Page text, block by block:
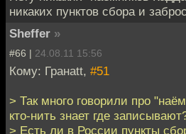
никаких пунктов сбора и
Sheffer »
#66 | 24.08.11 15:56
Кому: Гранаtt, #51
> Так много говорили про
кто-нить знает где
> Есть ли в России пункты